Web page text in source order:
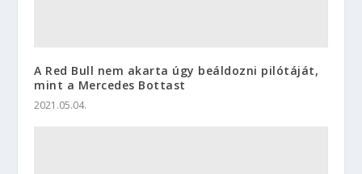
A Red Bull nem akarta úgy beáldozni pilótáját,
mint a Mercedes Bottast
2021.05.04.